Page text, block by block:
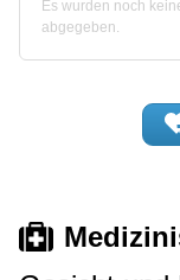
Es wurden noch
abgegeben.